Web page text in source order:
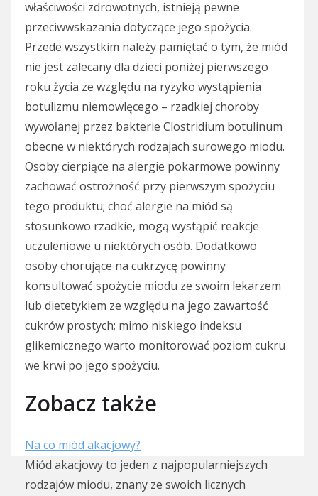
właściwości zdrowotnych, istnieją pewne
przeciwwskazania dotyczące jego spożycia.
Przede wszystkim należy pamiętać o tym, że miód
nie jest zalecany dla dzieci poniżej pierwszego
roku życia ze względu na ryzyko wystąpienia
botulizmu niemowlęcego – rzadkiej choroby
wywołanej przez bakterie Clostridium botulinum
obecne w niektórych rodzajach surowego miodu.
Osoby cierpiące na alergie pokarmowe powinny
zachować ostrożność przy pierwszym spożyciu
tego produktu; choć alergie na miód są
stosunkowo rzadkie, mogą wystąpić reakcje
uczuleniowe u niektórych osób. Dodatkowo
osoby chorujące na cukrzycę powinny
konsultować spożycie miodu ze swoim lekarzem
lub dietetykiem ze względu na jego zawartość
cukrów prostych; mimo niskiego indeksu
glikemicznego warto monitorować poziom cukru
we krwi po jego spożyciu.
Zobacz także
Na co miód akacjowy?
Miód akacjowy to jeden z najpopularniejszych
rodzajów miodu, znany ze swoich licznych